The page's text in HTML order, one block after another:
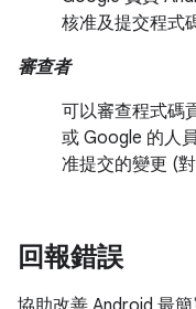
核准及提交程式
審查者
可以審查程式碼
或 Google 的人
准提交的變更 (
回報錯誤